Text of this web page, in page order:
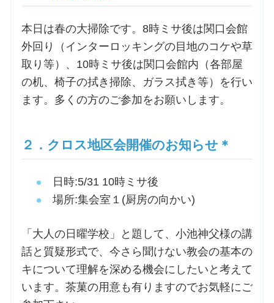
教区カテキスタの講座
三田助祭の講座
オルガンメディテーション
ご利用にあたって
交通・アクセス
本日は春の大掃除です。8時ミサ後は関口会館
外回り（インターロッキングの目地のコケや草
取り等）、10時ミサ後は関口会館内（各部屋
の机、椅子の拭き掃除、ガラス拭き等）を行い
ます。多くの方のご参加をお願いします。
２．クロス地区会開催のお知らせ＊
日時:5/31 10時ミサ後
場所:集会室１(厨房の向かい)
「大人の日曜学校」と題して、小池神父様の講
話と質疑形式で、今さら聞けない教会の基本の
キについて理解を深める機会にしたいと考えて
います。茶菓の用意も有りますのでお気軽にご